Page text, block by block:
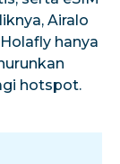
Airalo
hanya
hotspot.